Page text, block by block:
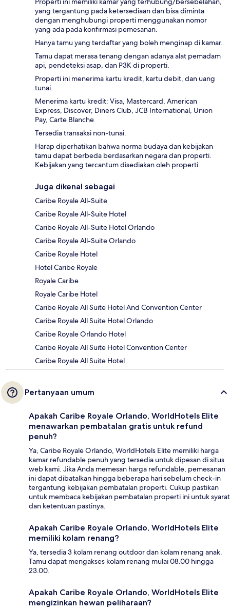
yang tergantung pada ketersediaan dan bisa diminta
dengan menghubungi properti menggunakan nomor
yang ada pada konfirmasi pemesanan.
Hanya tamu yang terdaftar yang boleh menginap di kamar.
Tamu dapat merasa tenang dengan adanya alat pemadam
api, pendeteksi asap, dan P3K di properti.
Properti ini menerima kartu kredit, kartu debit, dan uang
tunai.
Menerima kartu kredit: Visa, Mastercard, American
Express, Discover, Diners Club, JCB International, Union
Pay, Carte Blanche
Tersedia transaksi non-tunai.
Harap diperhatikan bahwa norma budaya dan kebijakan
tamu dapat berbeda berdasarkan negara dan properti.
Kebijakan yang tercantum disediakan oleh properti.
Juga dikenal sebagai
Caribe Royale All-Suite
Caribe Royale All-Suite Hotel
Caribe Royale All-Suite Hotel Orlando
Caribe Royale All-Suite Orlando
Caribe Royale Hotel
Hotel Caribe Royale
Royale Caribe
Royale Caribe Hotel
Caribe Royale All Suite Hotel And Convention Center
Caribe Royale All Suite Hotel Orlando
Caribe Royale Orlando Hotel
Caribe Royale All Suite Hotel Convention Center
Caribe Royale All Suite Hotel
Pertanyaan umum
Apakah Caribe Royale Orlando, WorldHotels Elite
menawarkan pembatalan gratis untuk refund
penuh?
Ya, Caribe Royale Orlando, WorldHotels Elite memiliki harga
kamar refundable penuh yang tersedia untuk dipesan di situs
web kami. Jika Anda memesan harga refundable, pemesanan
ini dapat dibatalkan hingga beberapa hari sebelum check-in
tergantung kebijakan pembatalan properti. Cukup pastikan
untuk membaca kebijakan pembatalan properti ini untuk syarat
dan ketentuan pastinya.
Apakah Caribe Royale Orlando, WorldHotels Elite
memiliki kolam renang?
Ya, tersedia 3 kolam renang outdoor dan kolam renang anak.
Tamu dapat mengakses kolam renang mulai 08.00 hingga
23.00.
Apakah Caribe Royale Orlando, WorldHotels Elite
mengizinkan hewan peliharaan?